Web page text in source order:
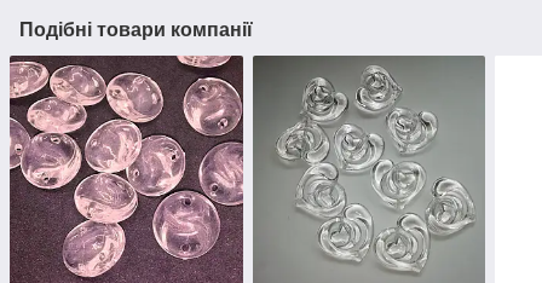
Подібні товари компанії